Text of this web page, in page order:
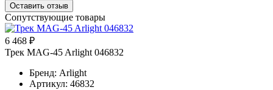
Оставить отзыв
Сопутствующие товары
6 468 ₽
Трек MAG-45 Arlight 046832
Бренд: Arlight
Артикул: 46832